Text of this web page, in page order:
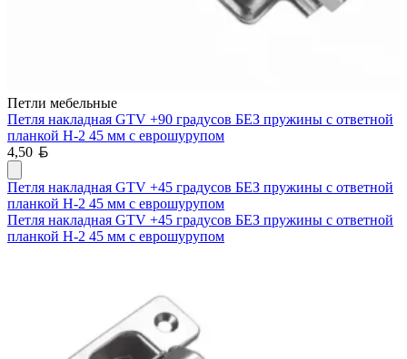
Петли мебельные
Петля накладная GTV +90 градусов БЕЗ пружины с ответной
планкой H-2 45 мм с еврошурупом
4,50
Петля накладная GTV +45 градусов БЕЗ пружины с ответной
планкой H-2 45 мм с еврошурупом
Петля накладная GTV +45 градусов БЕЗ пружины с ответной
планкой H-2 45 мм с еврошурупом